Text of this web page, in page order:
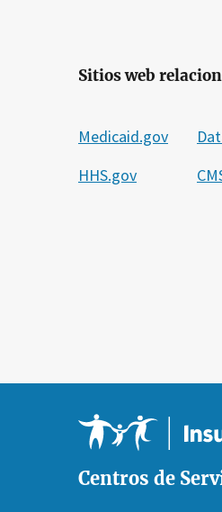
Sitios web
Medicaid.gov
HHS.gov
Centros de